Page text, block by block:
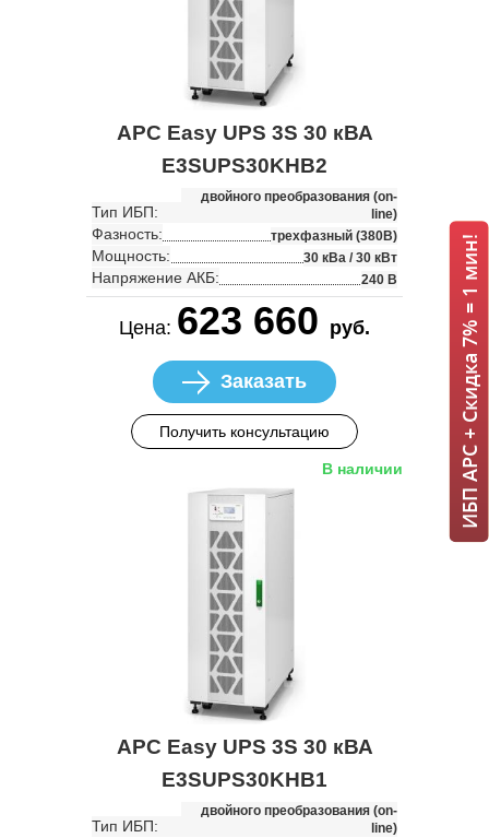
APC Easy UPS 3S 30 кВА
E3SUPS30KHB2
Тип ИБП:
двойного преобразования (on-
line)
Фазность: трехфазный (380В)
Мощность: 30 кВа / 30 кВт
Напряжение АКБ: 240 В
Цена: 623 660 руб.
Заказать
Получить консультацию
В наличии
APC Easy UPS 3S 30 кВА
E3SUPS30KHB1
Тип ИБП:
двойного преобразования (on-
line)
ИБП APC + Скидка 7% = 1 мин!